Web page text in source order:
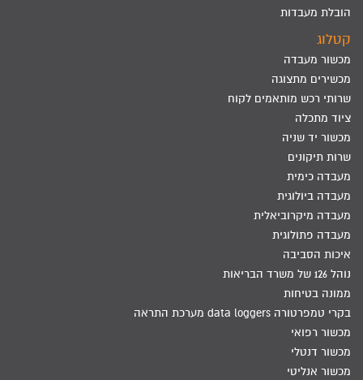
הובלת מעבדות
קטלוג
מכשור מעבדה
מכשירים מתצוגה
שרותי רכש מותאמים לקוח
ציוד מתכלה
מכשור יד שניה
שרות תיקונים
מעבדה כימית
מעבדה ביולוגית
מעבדה מיקרוביאלית
מעבדה פתולוגית
איכות הסביבה
נוהל 126 של משרד הבריאות
ממונה בטיחות
בקרי טמפרטורה data loggers מערכת התראה
מכשור רפואי
מכשור דנטלי
מכשור אנליטי